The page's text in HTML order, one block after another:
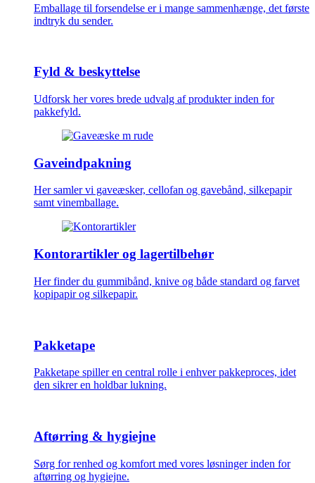
Emballage til forsendelse er i mange sammenhænge, det første
indtryk du sender.
Fyld & beskyttelse
Udforsk her vores brede udvalg af produkter inden for
pakkefyld.
Gaveindpakning
Her samler vi gaveæsker, cellofan og gavebånd, silkepapir
samt vinemballage.
Kontorartikler og lagertilbehør
Her finder du gummibånd, knive og både standard og farvet
kopipapir og silkepapir.
Pakketape
Pakketape spiller en central rolle i enhver pakkeproces, idet
den sikrer en holdbar lukning.
Aftørring & hygiejne
Sørg for renhed og komfort med vores løsninger inden for
aftørring og hygiejne.